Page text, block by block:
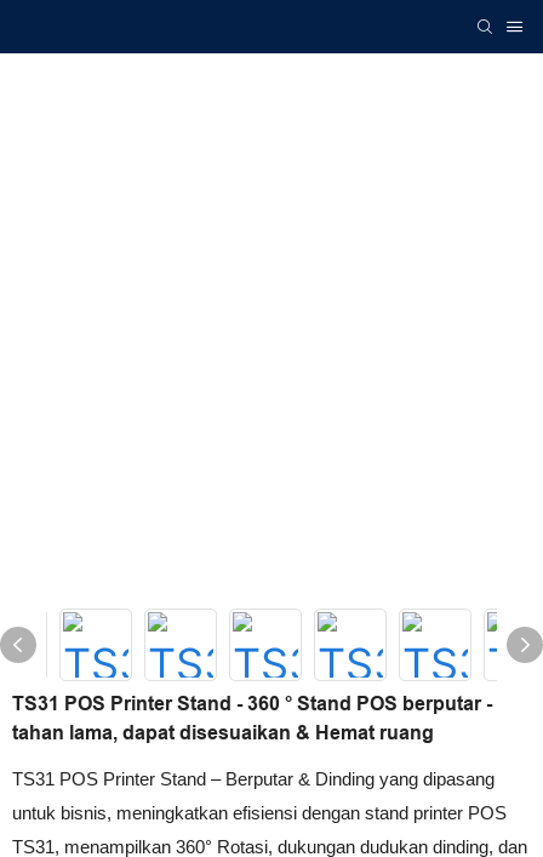
TS31 POS Printer Stand - 360 ° Stand POS berputar -
tahan lama, dapat disesuaikan & Hemat ruang
TS31 POS Printer Stand – Berputar & Dinding yang dipasang
untuk bisnis, meningkatkan efisiensi dengan stand printer POS
TS31, menampilkan 360° Rotasi, dukungan dudukan dinding, dan